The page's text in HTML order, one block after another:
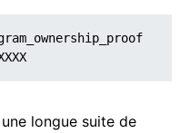
longue suite de